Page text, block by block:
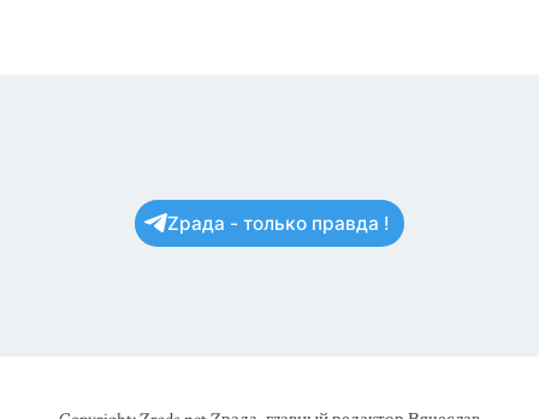
Zрада - только правда !